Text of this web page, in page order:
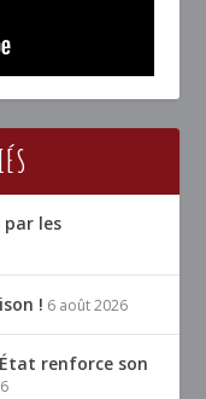
les
! 6 août 2026
renforce son